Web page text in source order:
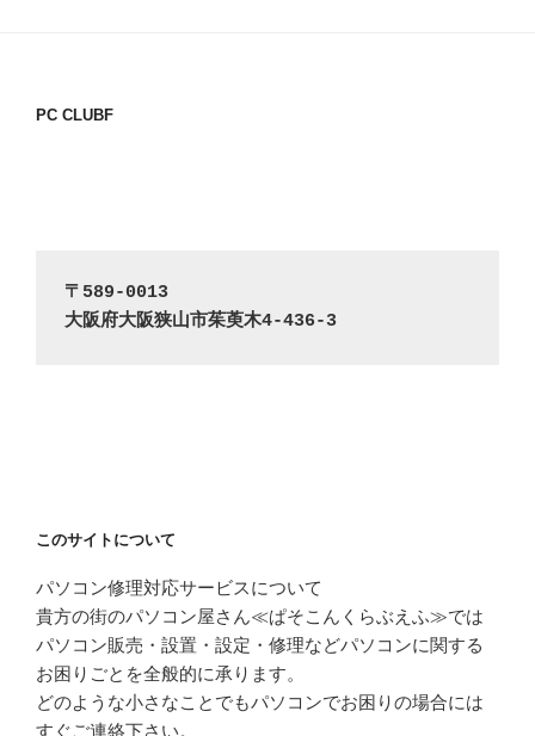
PC CLUBF
〒589-0013
大阪府大阪狭山市茱萸木4-436-3
このサイトについて
パソコン修理対応サービスについて
貴方の街のパソコン屋さん≪ぱそこんくらぶえふ≫では
パソコン販売・設置・設定・修理などパソコンに関する
お困りごとを全般的に承ります。
どのような小さなことでもパソコンでお困りの場合には
すぐご連絡下さい。